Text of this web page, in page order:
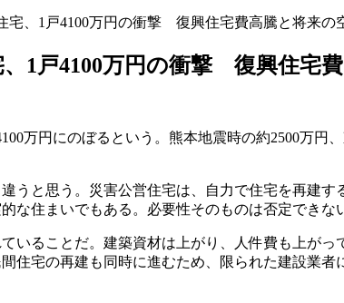
宅、1戸4100万円の衝撃 復興住宅費高騰と将来の
1戸4100万円の衝撃 復興住宅
万円にのぼるという。熊本地震時の約2500万円
うと思う。災害公営住宅は、自力で住宅を再建
な住まいでもある。必要性そのものは否定できな
いることだ。建築資材は上がり、人件費も上が
住宅の再建も同時に進むため、限られた建設業